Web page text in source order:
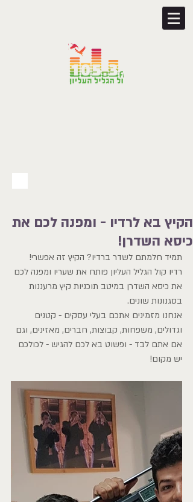
הקיץ בא לרדיו - ומפנה לכם את
כיסא השדרן!
תמיד חלמתם לשדר ברדיו? הקיץ זה אפשרי!
רדיו קול הגליל העליון פותח את שעריו ומפנה לכם
את כיסא השדרן במיטב תוכניות קיץ מרעננות
בסגנונות שונים.
אנחנו מזמינים אתכם בעלי עסקים - קטנים
וגדולים, משפחות, קבוצות, חברים, מאזינים, וגם
אם אתם לבד - ופשוט בא לכם להגיש - לכולכם
יש מקום!